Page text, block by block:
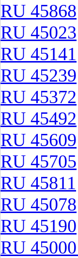
RU 45868
RU 45023
RU 45141
RU 45239
RU 45372
RU 45492
RU 45609
RU 45705
RU 45811
RU 45078
RU 45190
RU